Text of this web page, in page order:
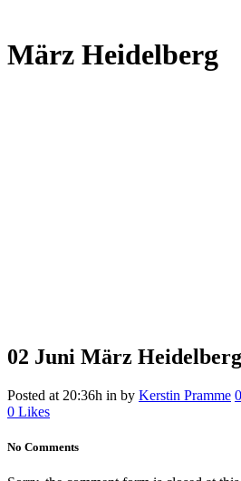
März Heidelberg
02 Juni März Heidelberg
Posted at 20:36h in by Kerstin Pramme
0 Likes
No Comments